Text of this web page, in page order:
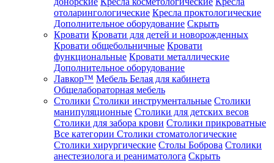
отоларингологические Кресла проктологические
Дополнительное оборудование Скрыть
Кровати Кровати для детей и новорожденных
Кровати общебольничные Кровати
функциональные Кровати металлические
Дополнительное оборудование
Лавкор™ Мебель Белая для кабинета
Общелабораторная мебель
Столики Столики инструментальные Столики
манипуляционные Столики для детских весов
Столики для забора крови Столики прикроватные
Все категории Столики стоматологические
Столики хирургические Столы Боброва Столики
анестезиолога и реаниматолога Скрыть